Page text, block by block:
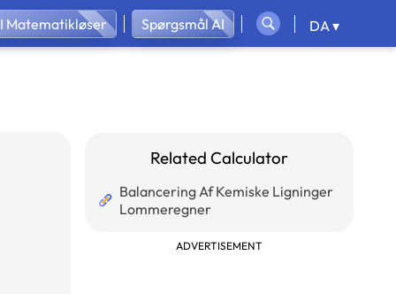
Matematikløser Spørgsmål AI DA ▾
Related Calculator
Balancering Af Kemiske Ligninger
Lommeregner
ADVERTISEMENT